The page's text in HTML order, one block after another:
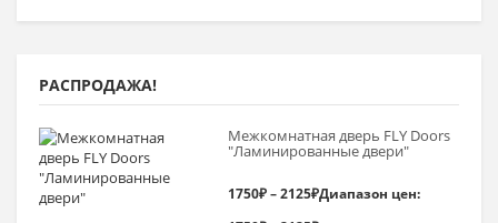
РАСПРОДАЖА!
Межкомнатная дверь FLY Doors
"Ламинированные двери"
1750₽–2125₽Диапазон цен: